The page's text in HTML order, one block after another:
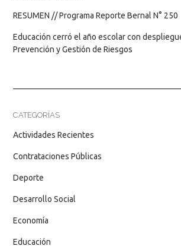
RESUMEN // Programa Reporte Bernal N° 250
Educación cerró el año escolar con
Prevención y Gestión de Riesgos
CATEGORÍAS
Actividades Recientes
Contrataciones Públicas
Deporte
Desarrollo Social
Economía
Educación